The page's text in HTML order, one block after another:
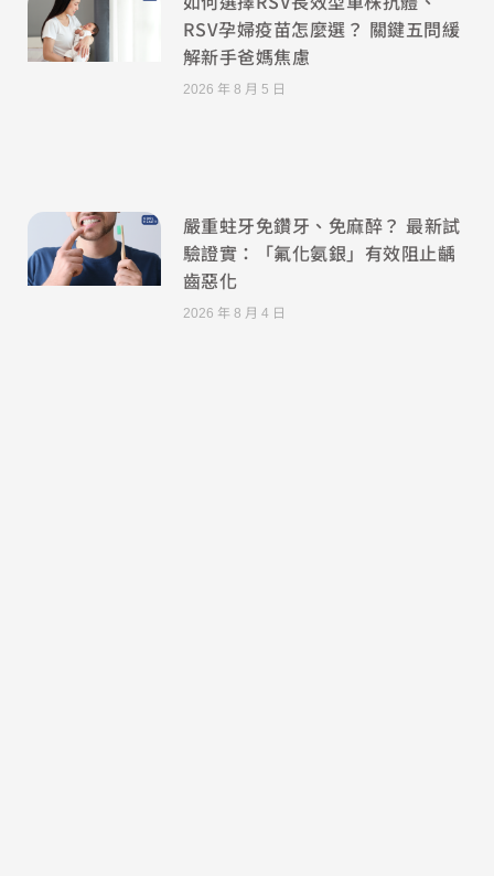
RSV孕婦疫苗怎麼選？ 關鍵五問緩
解新手爸媽焦慮
2026 年 8 月 5 日
嚴重蛀牙免鑽牙、免麻醉？ 最新試
驗證實：「氟化氨銀」有效阻止齲
齒惡化
2026 年 8 月 4 日